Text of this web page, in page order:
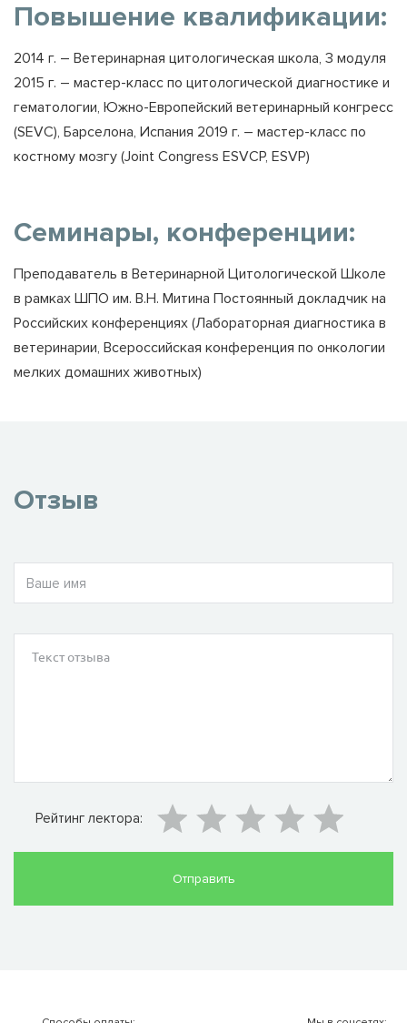
Повышение квалификации:
2014 г. – Ветеринарная цитологическая школа, 3 модуля
2015 г. – мастер-класс по цитологической диагностике и
гематологии, Южно-Европейский ветеринарный конгресс
(SEVC), Барселона, Испания 2019 г. – мастер-класс по
костному мозгу (Joint Congress ESVCP, ESVP)
Семинары, конференции:
Преподаватель в Ветеринарной Цитологической Школе
в рамках ШПО им. В.Н. Митина Постоянный докладчик на
Российских конференциях (Лабораторная диагностика в
ветеринарии, Всероссийская конференция по онкологии
мелких домашних животных)
Отзыв
Рейтинг лектора: